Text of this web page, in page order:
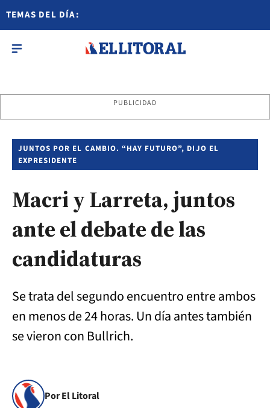
TEMAS DEL DÍA:
PUBLICIDAD
JUNTOS POR EL CAMBIO. “HAY FUTURO”, DIJO EL
EXPRESIDENTE
Macri y Larreta, juntos
ante el debate de las
candidaturas
Se trata del segundo encuentro entre ambos
en menos de 24 horas. Un día antes también
se vieron con Bullrich.
Por El Litoral